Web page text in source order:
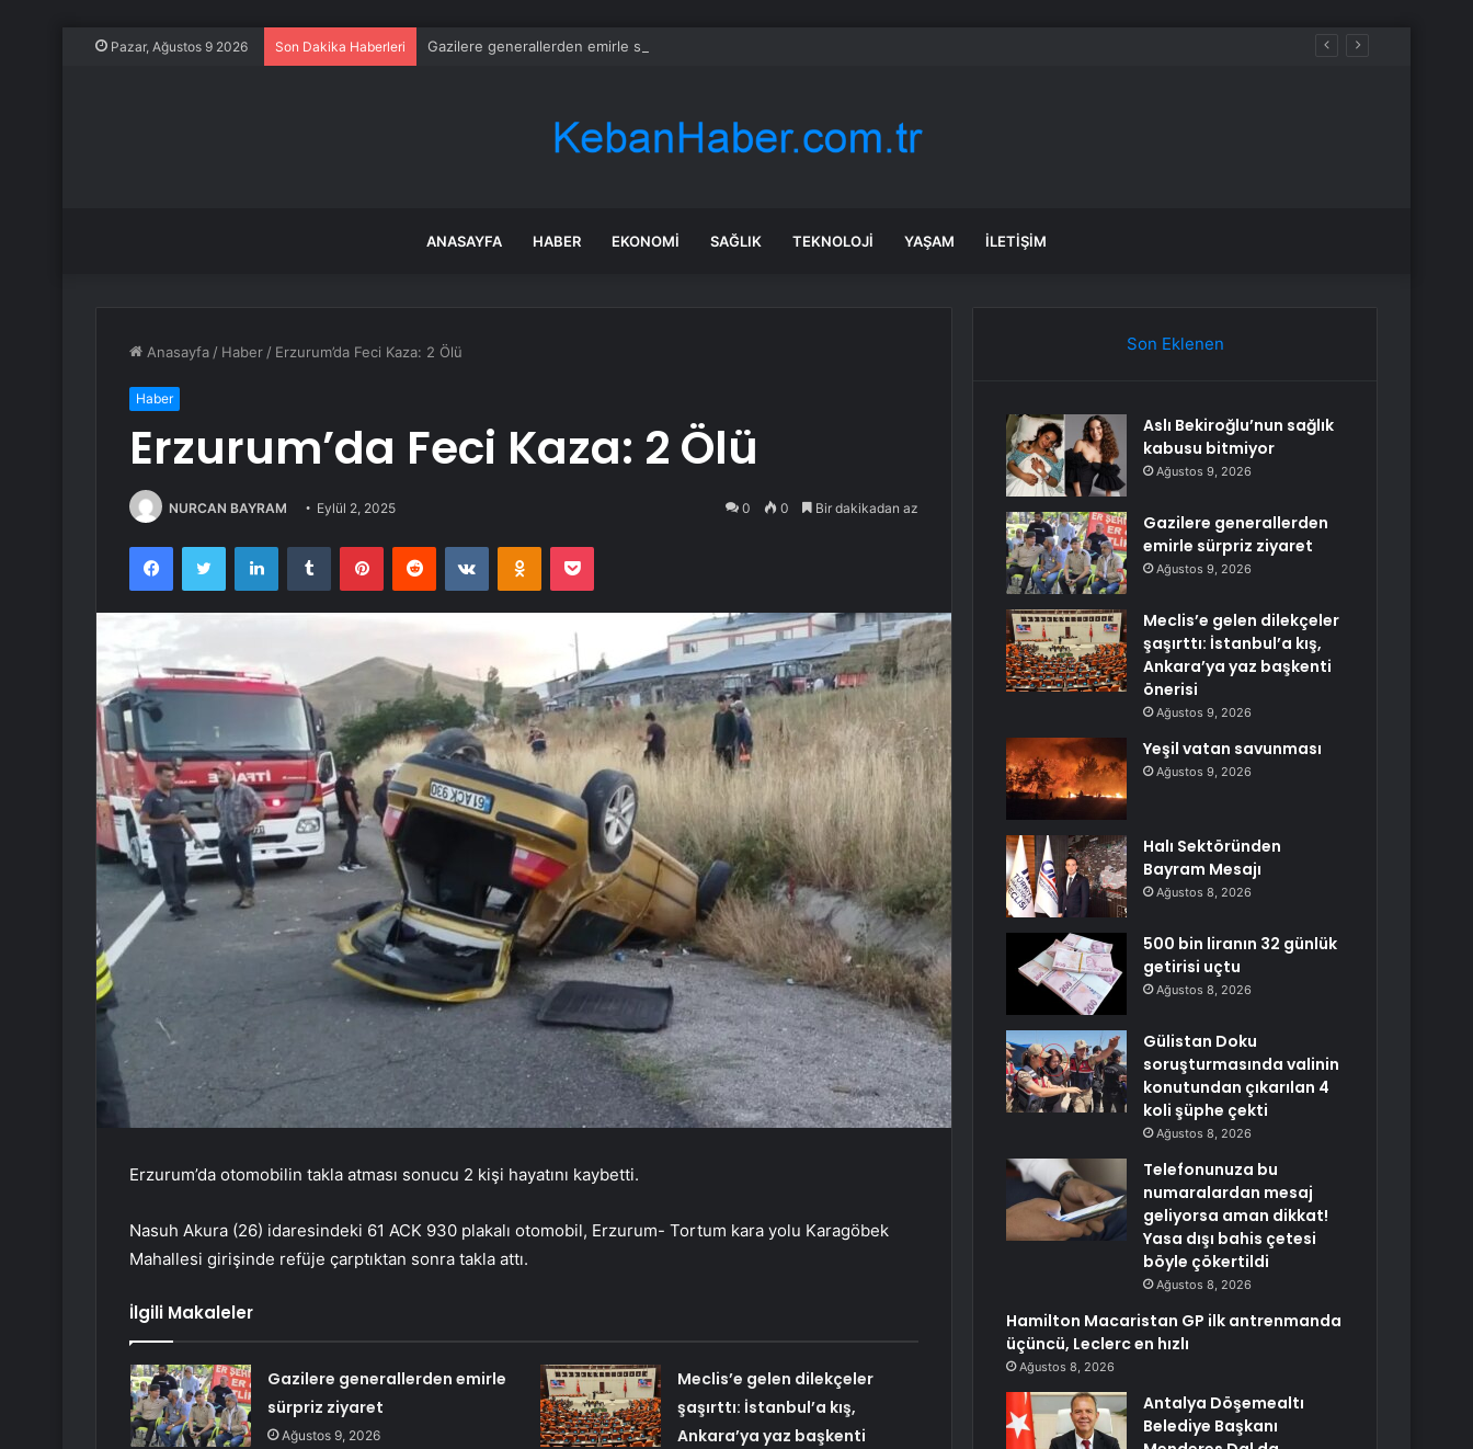
Pazar, Ağustos 9 2026 Son Dakika Haberleri Gazilere generallerden emirle sürpriz ziyaret
ANASAYFA HABER EKONOMI SAĞLIK TEKNOLOJI YAŞAM İLETIŞIM
Anasayfa / Haber / Erzurum’da Feci Kaza: 2 Ölü
Haber
Erzurum’da Feci Kaza: 2 Ölü
NURCAN BAYRAM Eylül 2, 2025 0 0 Bir dakikadan az
FacebookTwitter LinkedInTumblr PinterestReddit VKontakteOdnoklassniki
Pocket
Erzurum’da otomobilin takla atması sonucu 2 kişi hayatını kaybetti.
Nasuh Akura (26) idaresindeki 61 ACK 930 plakalı otomobil, Erzurum- Tortum kara yolu Karagöbek
Mahallesi girişinde refüje çarptıktan sonra takla attı.
İlgili Makaleler
Gazilere generallerden emirle
sürpriz ziyaret
Ağustos 9, 2026
Meclis’e gelen dilekçeler
şaşırttı: İstanbul’a kış,
Ankara’ya yaz başkenti
Son Eklenen
Aslı Bekiroğlu’nun sağlık
kabusu bitmiyor
Ağustos 9, 2026
Gazilere generallerden
emirle sürpriz ziyaret
Ağustos 9, 2026
Meclis’e gelen dilekçeler
şaşırttı: İstanbul’a kış,
Ankara’ya yaz başkenti
önerisi
Ağustos 9, 2026
Yeşil vatan savunması
Ağustos 9, 2026
Halı Sektöründen
Bayram Mesajı
Ağustos 8, 2026
500 bin liranın 32 günlük
getirisi uçtu
Ağustos 8, 2026
Gülistan Doku
soruşturmasında valinin
konutundan çıkarılan 4
koli şüphe çekti
Ağustos 8, 2026
Telefonunuza bu
numaralardan mesaj
geliyorsa aman dikkat!
Yasa dışı bahis çetesi
böyle çökertildi
Ağustos 8, 2026
Hamilton Macaristan GP ilk antrenmanda
üçüncü, Leclerc en hızlı
Ağustos 8, 2026
Antalya Döşemealtı
Belediye Başkanı